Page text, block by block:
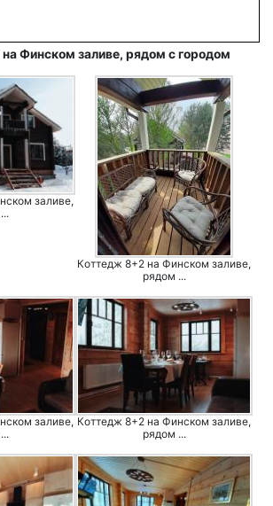
Финском заливе, рядом с городом
заливе,
Коттедж 8+2 на Финском заливе,
рядом ...
заливе, Коттедж 8+2 на Финском заливе,
рядом ...